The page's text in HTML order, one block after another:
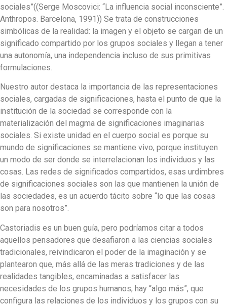
sociales”((Serge Moscovici: “La influencia social inconsciente”.
Anthropos. Barcelona, 1991)) Se trata de construcciones
simbólicas de la realidad: la imagen y el objeto se cargan de un
significado compartido por los grupos sociales y llegan a tener
una autonomía, una independencia incluso de sus primitivas
formulaciones.
Nuestro autor destaca la importancia de las representaciones
sociales, cargadas de significaciones, hasta el punto de que la
institución de la sociedad se corresponde con la
materialización del magma de significaciones imaginarias
sociales. Si existe unidad en el cuerpo social es porque su
mundo de significaciones se mantiene vivo, porque instituyen
un modo de ser donde se interrelacionan los individuos y las
cosas. Las redes de significados compartidos, esas urdimbres
de significaciones sociales son las que mantienen la unión de
las sociedades, es un acuerdo tácito sobre “lo que las cosas
son para nosotros”.
Castoriadis es un buen guía, pero podríamos citar a todos
aquellos pensadores que desafiaron a las ciencias sociales
tradicionales, reivindicaron el poder de la imaginación y se
plantearon que, más allá de las meras tradiciones y de las
realidades tangibles, encaminadas a satisfacer las
necesidades de los grupos humanos, hay “algo más”, que
configura las relaciones de los individuos y los grupos con su